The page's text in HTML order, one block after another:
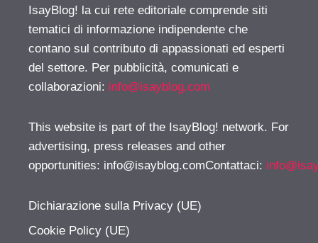
IsayBlog! la cui rete editoriale comprende siti
tematici di informazione indipendente che
contano sul contributo di appassionati ed esperti
del settore. Per pubblicità, comunicati e
collaborazioni: info@isayblog.com
This website is part of the IsayBlog! network. For
advertising, press releases and other
opportunities: info@isayblog.comContattaci:
Dichiarazione sulla Privacy (UE)
Cookie Policy (UE)